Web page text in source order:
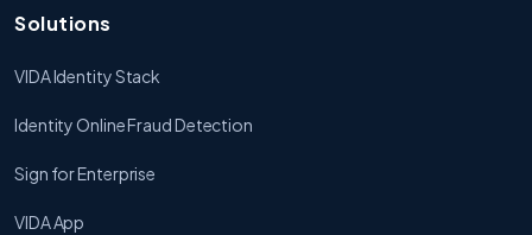
Solutions
VIDA Identity Stack
Identity Online Fraud Detection
Sign for Enterprise
VIDA App